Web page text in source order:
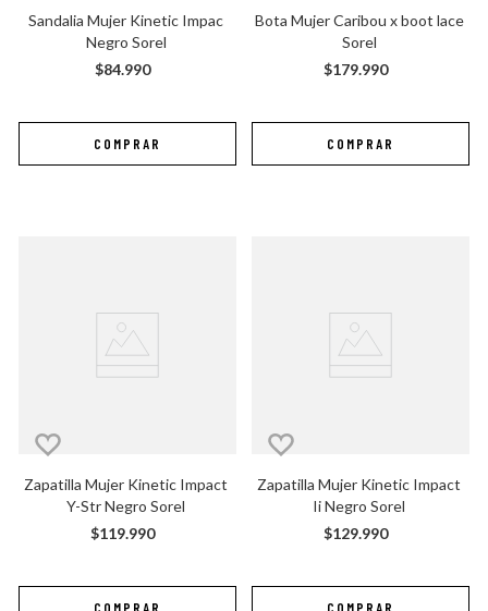
Sandalia Mujer Kinetic Impac
Negro Sorel
$84.990
Bota Mujer Caribou x boot lace
Sorel
$179.990
Zapatilla Mujer Kinetic Impact
Y-Str Negro Sorel
$119.990
Zapatilla Mujer Kinetic Impact
Ii Negro Sorel
$129.990